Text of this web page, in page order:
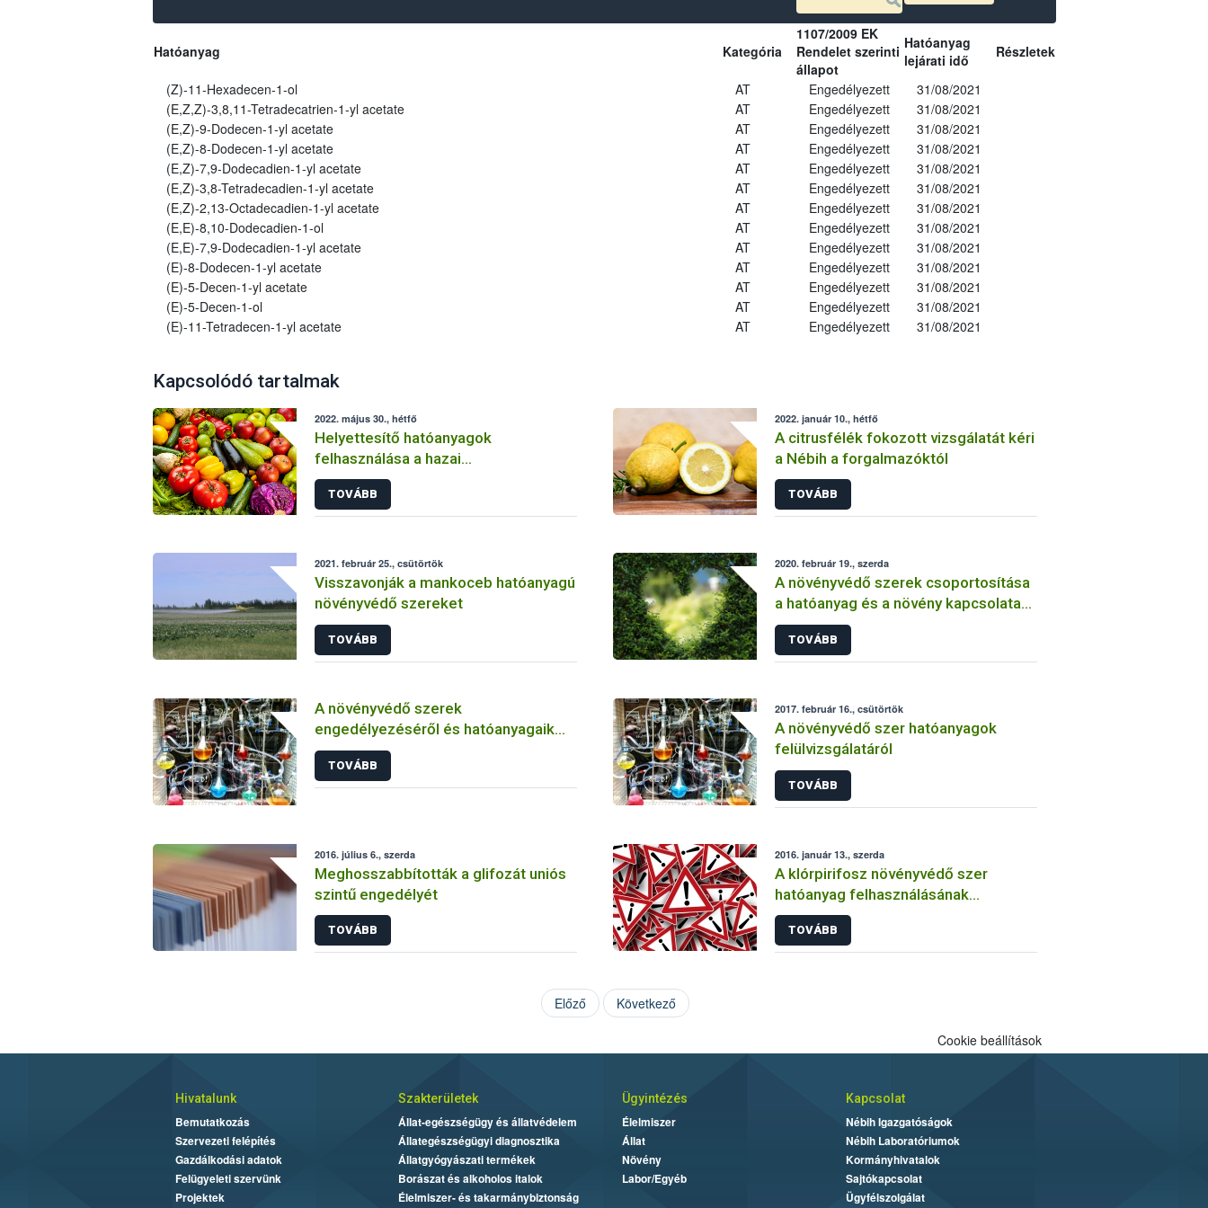
Hatóanyag Kategória
1107/2009 EK
Rendelet szerinti
állapot
Hatóanyag
lejárati idő
Részletek
(Z)-11-Hexadecen-1-ol AT Engedélyezett
31/08/2021
(E,Z,Z)-3,8,11-Tetradecatrien-1-yl acetate
AT Engedélyezett
31/08/2021
(E,Z)-9-Dodecen-1-yl acetate
AT Engedélyezett
31/08/2021
(E,Z)-8-Dodecen-1-yl acetate
AT Engedélyezett
31/08/2021
(E,Z)-7,9-Dodecadien-1-yl acetate
AT Engedélyezett
31/08/2021
(E,Z)-3,8-Tetradecadien-1-yl acetate
AT Engedélyezett
31/08/2021
(E,Z)-2,13-Octadecadien-1-yl acetate
AT Engedélyezett
31/08/2021
(E,E)-8,10-Dodecadien-1-ol
AT Engedélyezett
31/08/2021
(E,E)-7,9-Dodecadien-1-yl acetate
AT Engedélyezett
31/08/2021
(E)-8-Dodecen-1-yl acetate
AT Engedélyezett
31/08/2021
(E)-5-Decen-1-yl acetate
AT Engedélyezett
31/08/2021
(E)-5-Decen-1-ol
AT Engedélyezett
31/08/2021
(E)-11-Tetradecen-1-yl acetate
AT Engedélyezett 31/08/2021
Kapcsolódó tartalmak
2022. május 30., hétfő
Helyettesítő hatóanyagok
felhasználása a hazai
növényvédelemben
TOVÁBB
2022. január 10., hétfő
A citrusfélék fokozott vizsgálatát kéri
a Nébih a forgalmazóktól
TOVÁBB
2021. február 25., csütörtök
Visszavonják a mankoceb hatóanyagú
növényvédő szereket
TOVÁBB
2020. február 19., szerda
A növényvédő szerek csoportosítása
a hatóanyag és a növény kapcsolata
szerint
TOVÁBB
A növényvédő szerek
engedélyezéséről és hatóanyagaik
vizsgálatáról
TOVÁBB
2017. február 16., csütörtök
A növényvédő szer hatóanyagok
felülvizsgálatáról
TOVÁBB
2016. július 6., szerda
Meghosszabbították a glifozát uniós
szintű engedélyét
TOVÁBB
2016. január 13., szerda
A klórpirifosz növényvédő szer
hatóanyag felhasználásának
korlátozása
TOVÁBB
Előző Következő
Cookie beállítások
Hivatalunk
Bemutatkozás
Szervezeti felépítés
Gazdálkodási adatok
Felügyeleti szervünk
Projektek
Szakterületek
Állat-egészségügy és állatvédelem
Állategészségügyi diagnosztika
Állatgyógyászati termékek
Borászat és alkoholos italok
Élelmiszer- és takarmánybiztonság
Ügyintézés
Élelmiszer
Állat
Növény
Labor/Egyéb
Kapcsolat
Nébih Igazgatóságok
Nébih Laboratóriumok
Kormányhivatalok
Sajtókapcsolat
Ügyfélszolgálat